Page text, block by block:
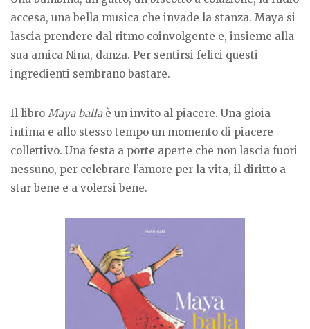
accesa, una bella musica che invade la stanza. Maya si
lascia prendere dal ritmo coinvolgente e, insieme alla
sua amica Nina, danza. Per sentirsi felici questi
ingredienti sembrano bastare.
Il libro Maya ballaè un invito al piacere. Una gioia
intima e allo stesso tempo un momento di piacere
collettivo. Una festa a porte aperte che non lascia fuori
nessuno, per celebrare l’amore per la vita, il diritto a
star bene e a volersi bene.